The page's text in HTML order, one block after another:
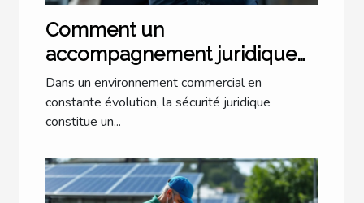
Comment un
accompagnement juridique
renforce-t-il votre activité
commerciale ?
Dans un environnement commercial en
constante évolution, la sécurité juridique
constitue un...